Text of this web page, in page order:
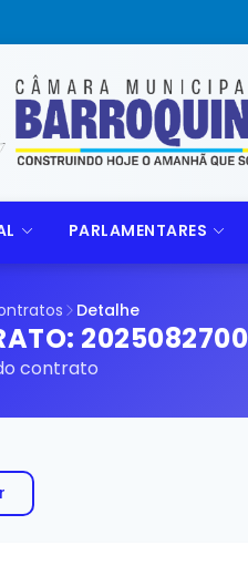
PARLAMENTARES
Detalhe
contrato